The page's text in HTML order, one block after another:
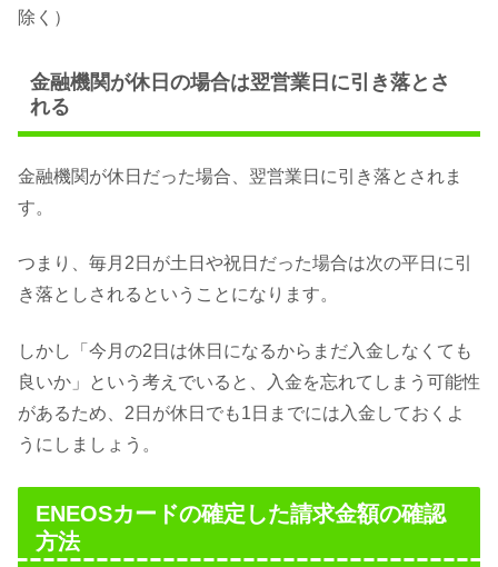
除く）
金融機関が休日の場合は翌営業日に引き落とさ
れる
金融機関が休日だった場合、翌営業日に引き落とされま
す。
つまり、毎月2日が土日や祝日だった場合は次の平日に引
き落としされるということになります。
しかし「今月の2日は休日になるからまだ入金しなくても
良いか」という考えでいると、入金を忘れてしまう可能性
があるため、2日が休日でも1日までには入金しておくよ
うにしましょう。
ENEOSカードの確定した請求金額の確認
方法